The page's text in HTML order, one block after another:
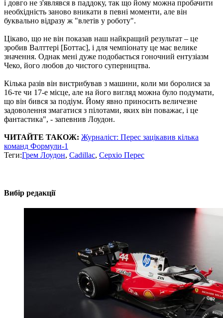
і довго не з'являвся в паддоку, так що йому можна пробачити
необхідність заново вникати в певні моменти, але він
буквально відразу ж "влетів у роботу".
Цікаво, що не він показав наш найкращий результат – це
зробив Валттері [Боттас], і для чемпіонату це має велике
значення. Однак мені дуже подобається гоночний ентузіазм
Чеко, його любов до чистого суперництва.
Кілька разів він вистрибував з машини, коли ми боролися за
16-те чи 17-е місце, але на його вигляд можна було подумати,
що він бився за подіум. Йому явно приносить величезне
задоволення змагатися з пілотами, яких він поважає, і це
фантастика", - запевнив Лоудон.
ЧИТАЙТЕ ТАКОЖ: Журналіст: Перес зацікавив кілька
команд Формули-1
Теги:Грем Лоудон, Cadillac, Серхіо Перес
Вибір редакції